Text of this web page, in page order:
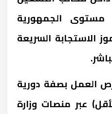
مستوى الجمهورية
الاستجابة السريعة
العمل بصفة دورية
عبر منصات وزارة